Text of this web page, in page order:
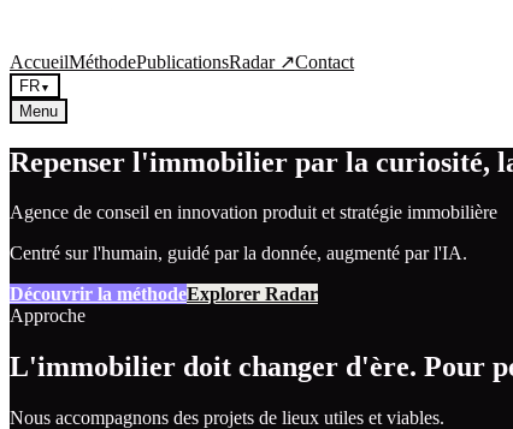
AccueilMéthodePublicationsRadar↗Contact
FR ▼
Menu
Repenser l'immobilier par la curiosité,
Agence de conseil en innovation produit et stratégie immobilière
Centré sur l'humain, guidé par la donnée, augmenté par l'IA.
Découvrir la méthodeExplorer Radar
Approche
L'immobilier doit changer d'ère. Pour
Nous accompagnons des projets de lieux utiles et viables.